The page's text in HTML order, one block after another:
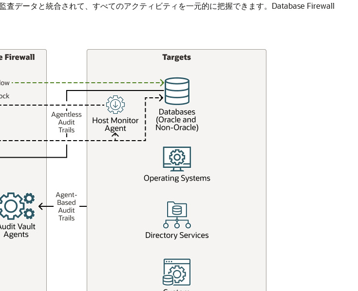
データと統合されて、すべてのアクティビティを一元的に把握できます。Database Firewall